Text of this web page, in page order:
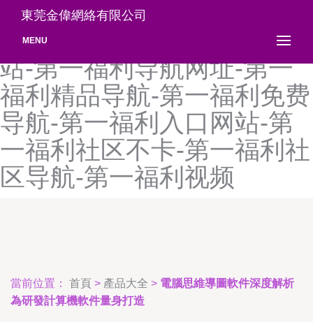
第一福利导航大全-第一福利
导航视频-第一福利导航网
站-第一福利导航网址-第一
福利精品导航-第一福利免费
导航-第一福利入口网站-第
一福利社区不卡-第一福利社
区导航-第一福利视频
東莞金偉網絡有限公司
MENU
當前位置： 首頁 > 產品大全 > 電腦思維導圖軟件深度解析
為研發計算機軟件量身打造